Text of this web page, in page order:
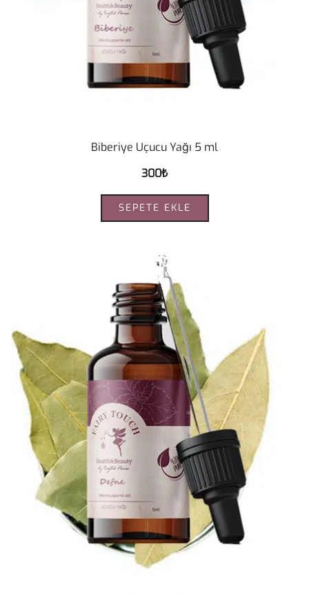
Biberiye Uçucu Yağı 5 ml
300₺
SEPETE EKLE